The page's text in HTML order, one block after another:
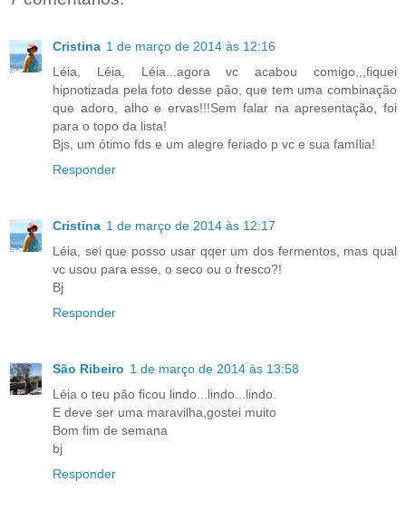
Cristina 1 de março de 2014 às 12:16
Léia, Léia, Léia...agora vc acabou comigo,,,fiquei
hipnotizada pela foto desse pão, que tem uma combinação
que adoro, alho e ervas!!!Sem falar na apresentação, foi
para o topo da lista!
Bjs, um ótimo fds e um alegre feriado p vc e sua família!
Responder
Cristina 1 de março de 2014 às 12:17
Léia, sei que posso usar qqer um dos fermentos, mas qual
vc usou para esse, o seco ou o fresco?!
Bj
Responder
São Ribeiro 1 de março de 2014 às 13:58
Léia o teu pão ficou lindo...lindo...lindo.
E deve ser uma maravilha,gostei muito
Bom fim de semana
bj
Responder